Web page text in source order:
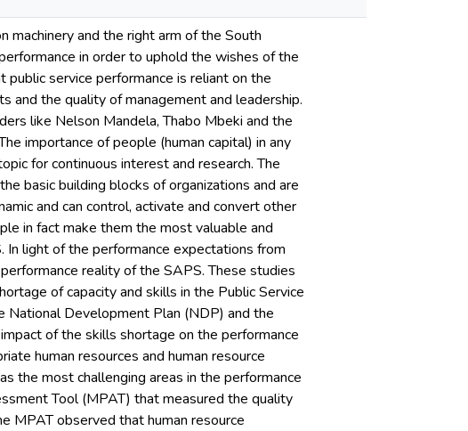
machinery and the right arm of the South
in order to uphold the wishes of the
service performance is reliant on the
and the quality of management and leadership.
like Nelson Mandela, Thabo Mbeki and the
importance of people (human capital) in any
for continuous interest and research. The
basic building blocks of organizations and are
and can control, activate and convert other
in fact make them the most valuable and
In light of the performance expectations from
reality of the SAPS. These studies
of capacity and skills in the Public Service
National Development Plan (NDP) and the
of the skills shortage on the performance
human resources and human resource
the most challenging areas in the performance
Tool (MPAT) that measured the quality
MPAT observed that human resource